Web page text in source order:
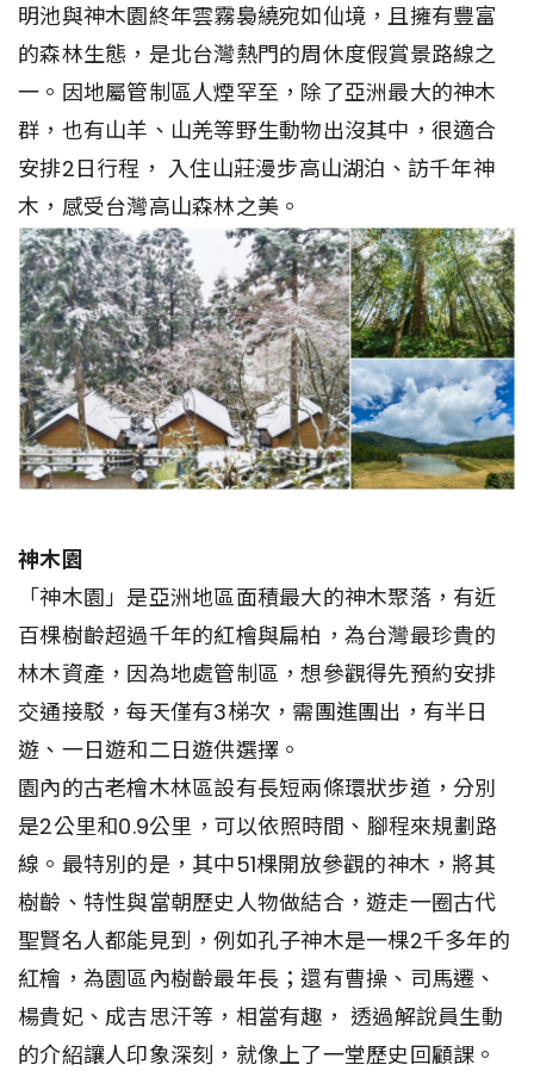
明池與神木園終年雲霧裊繞宛如仙境，且擁有豐富
的森林生態，是北台灣熱門的周休度假賞景路線之
一。因地屬管制區人煙罕至，除了亞洲最大的神木
群，也有山羊、山羌等野生動物出沒其中，很適合
安排2日行程， 入住山莊漫步高山湖泊、訪千年神
木，感受台灣高山森林之美。
神木園
「神木園」是亞洲地區面積最大的神木聚落，有近
百棵樹齡超過千年的紅檜與扁柏，為台灣最珍貴的
林木資產，因為地處管制區，想參觀得先預約安排
交通接駁，每天僅有3梯次，需團進團出，有半日
遊、一日遊和二日遊供選擇。
園內的古老檜木林區設有長短兩條環狀步道，分別
是2公里和0.9公里，可以依照時間、腳程來規劃路
線。最特別的是，其中51棵開放參觀的神木，將其
樹齡、特性與當朝歷史人物做結合，遊走一圈古代
聖賢名人都能見到，例如孔子神木是一棵2千多年的
紅檜，為園區內樹齡最年長；還有曹操、司馬遷、
楊貴妃、成吉思汗等，相當有趣， 透過解說員生動
的介紹讓人印象深刻，就像上了一堂歷史回顧課。